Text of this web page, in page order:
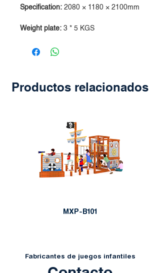
Specification: 2080 × 1180 × 2100mm
Weight plate: 3 * 5 KGS
Productos relacionados
MXP-B101
Fabricantes de juegos infantiles